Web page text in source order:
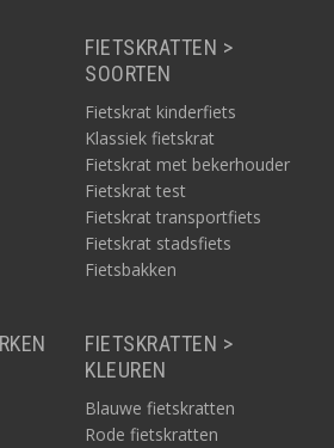
FIETSKRATTEN >
SOORTEN
Fietskrat kinderfiets
Klassiek fietskrat
Fietskrat met bekerhouder
Fietskrat test
Fietskrat transportfiets
Fietskrat stadsfiets
Fietsbakken
FIETSKRATTEN >
KLEUREN
Blauwe fietskratten
Rode fietskratten